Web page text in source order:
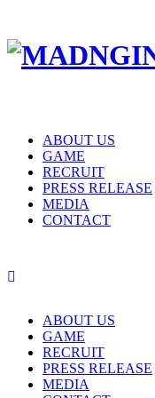
ABOUT US
GAME
RECRUIT
PRESS RELEASE
MEDIA
CONTACT
ABOUT US
GAME
RECRUIT
PRESS RELEASE
MEDIA